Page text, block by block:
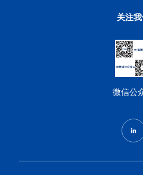
关注我
微信公